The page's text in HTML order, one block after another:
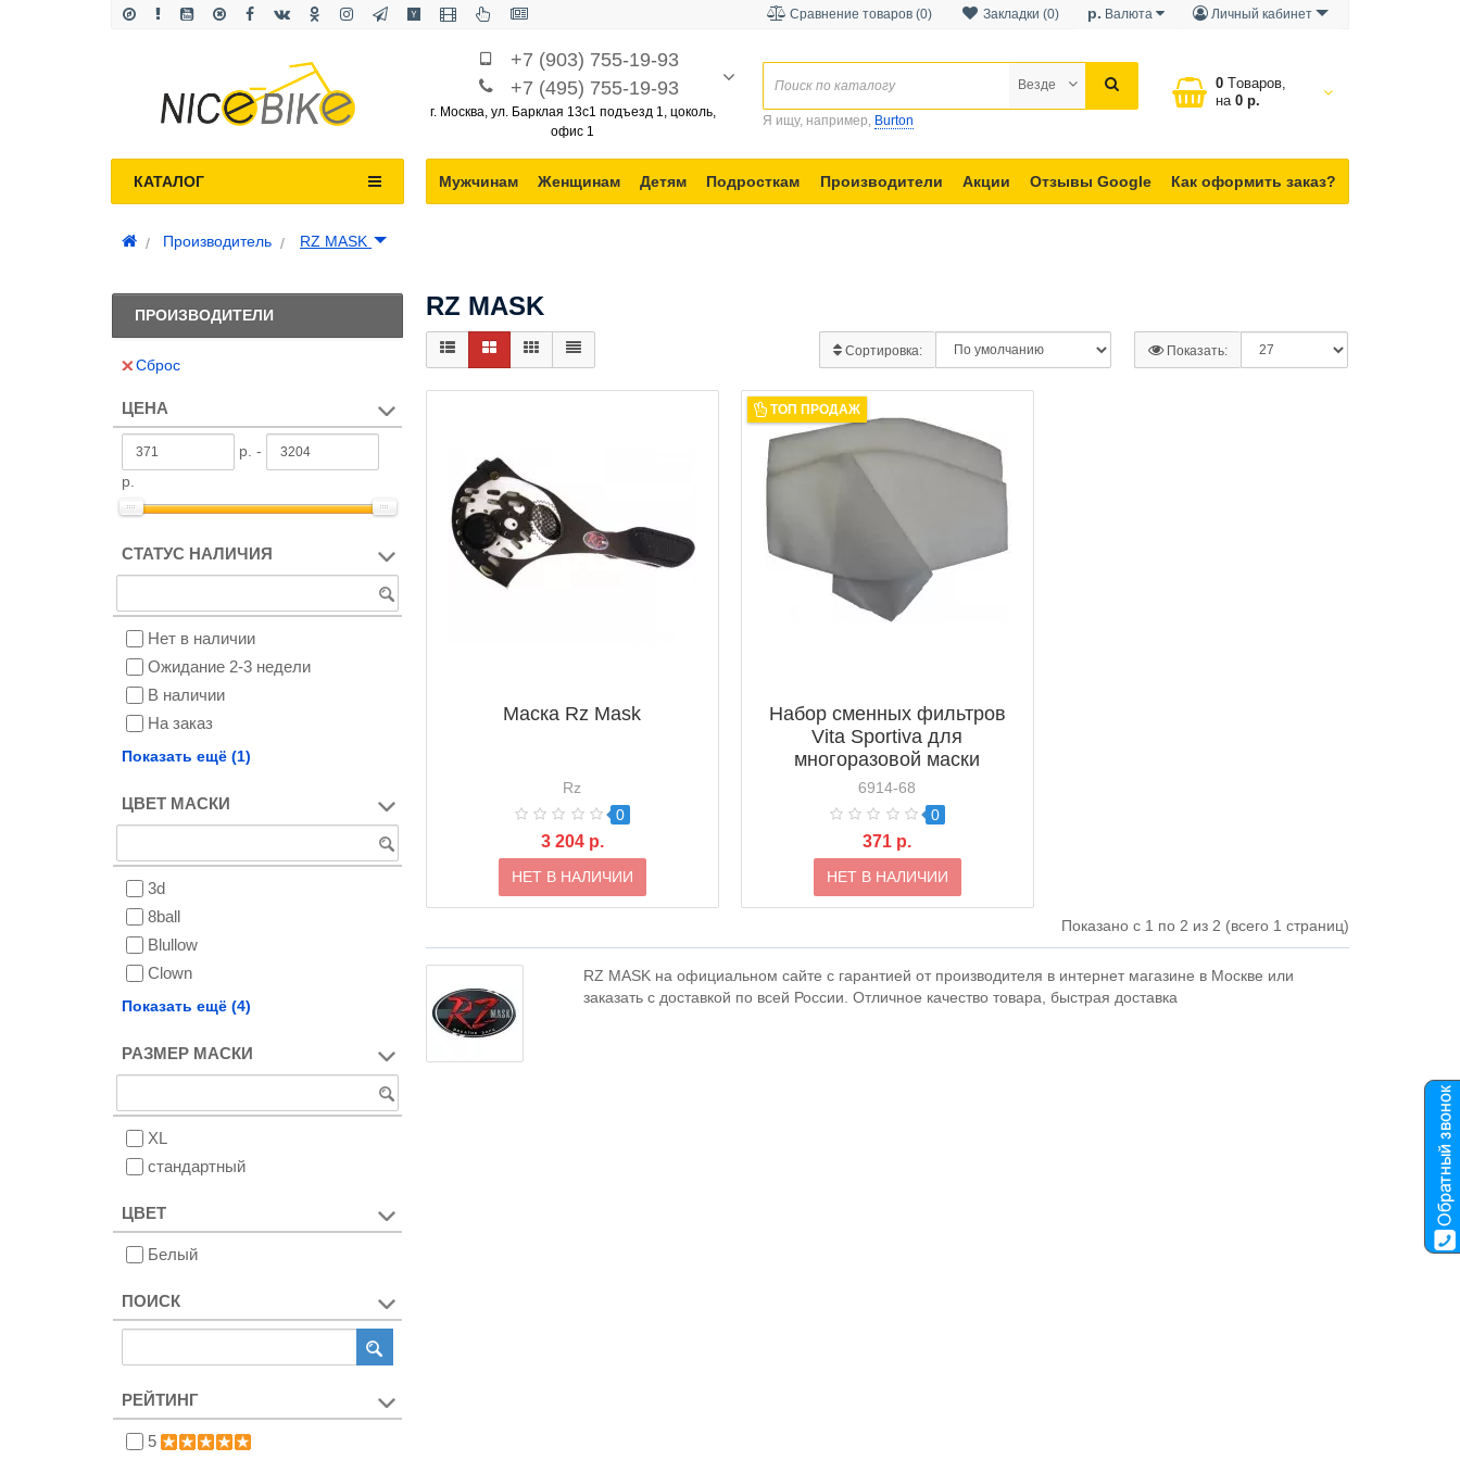
Личный кабинет
р. Валюта
Закладки (0)
Сравнение товаров (0)
+7 (903) 755-19-93
+7 (495) 755-19-93
г. Москва, ул. Барклая 13с1 подъезд 1, цоколь,
офис 1
0 Tоваров,
на
0 р.
Везде
Я ищу, например, Burton
Мужчинам Женщинам Детям Подросткам Производители Акции Отзывы Google Как оформить заказ?
КАТАЛОГ
Производитель RZ MASK
ПРОИЗВОДИТЕЛИ
Сброс
ЦЕНА
р. -
р.
СТАТУС НАЛИЧИЯ
Нет в наличии
Ожидание 2-3 недели
В наличии
На заказ
Снят с производства
Показать ещё (1)
ЦВЕТ МАСКИ
3d
8ball
Blullow
Clown
Spitfire
Trench
Показать ещё (4)
РАЗМЕР МАСКИ
XL
стандартный
ЦВЕТ
Белый
ПОИСК
РЕЙТИНГ
5
RZ MASK
Сортировка: Показать:
Маска Rz Mask
Rz
0
3 204 р.
НЕТ В НАЛИЧИИ
ТОП ПРОДАЖ
Набор сменных фильтров
Vita Sportiva для
многоразовой маски
6914-68
0
371 р.
НЕТ В НАЛИЧИИ
Показано с 1 по 2 из 2 (всего 1 страниц)
RZ MASK на официальном сайте с гарантией от производителя в интернет магазине в Москве или
заказать с доставкой по всей России. Отличное качество товара, быстрая доставка